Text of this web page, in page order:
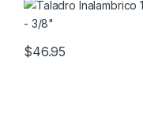
$46.95